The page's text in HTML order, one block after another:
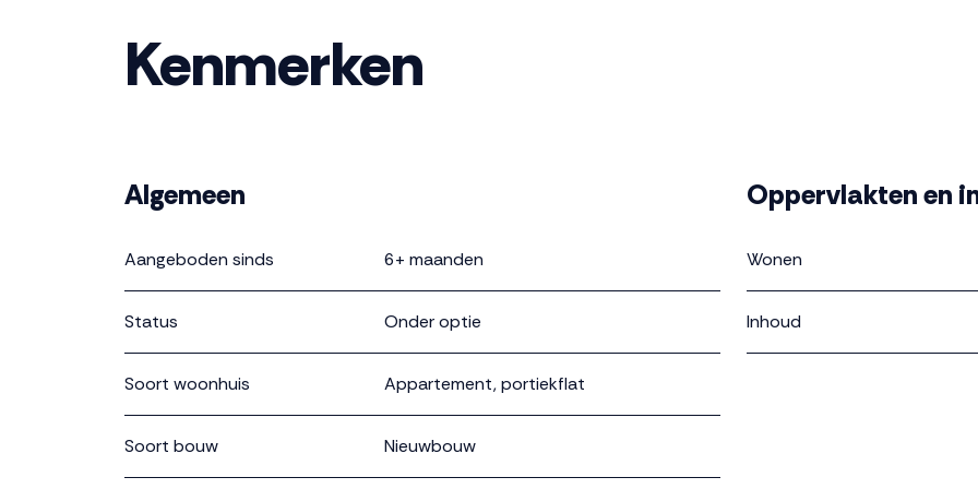
Kenmerken
Algemeen
Aangeboden sinds 6+ maanden
Status Onder optie
Soort woonhuis Appartement, portiekflat
Soort bouw Nieuwbouw
Oppervlakten en
Wonen
Inhoud